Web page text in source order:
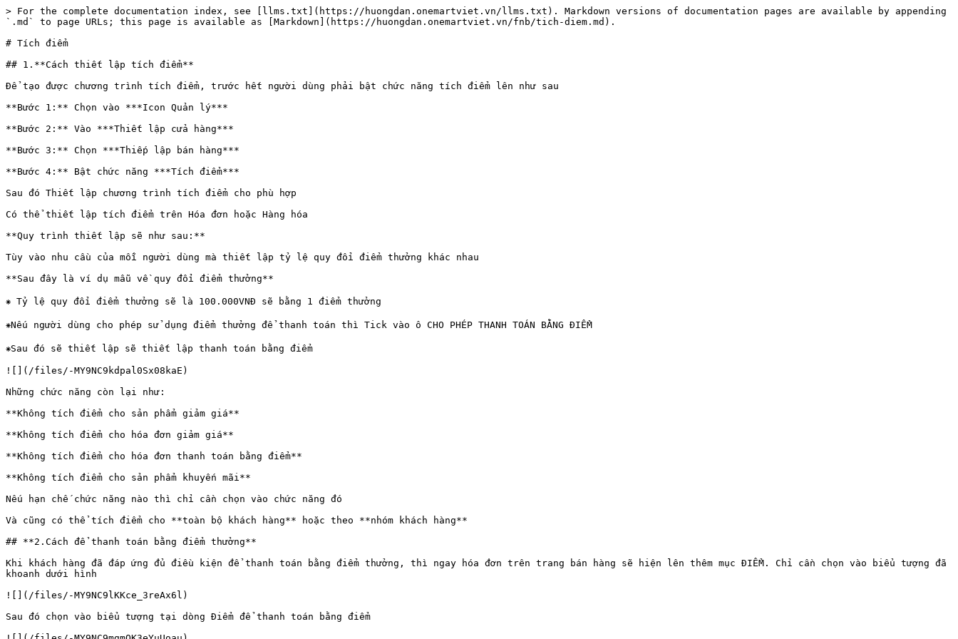
> For the complete documentation index, see [llms.txt](https://huongdan.onemartviet.vn/llms.txt). Markdown versions of documentation pages are available by appending
`.md` to page URLs; this page is available as [Markdown](https://huongdan.onemartviet.vn/fnb/tich-diem.md).
# Tích điểm
## 1.**Cách thiết lập tích điểm**
Để tạo được chương trình tích điểm, trước hết người dùng phải bật chức năng tích điểm lên như sau
**Bước 1:** Chọn vào ***Icon Quản lý***
**Bước 2:** Vào ***Thiết lập cửa hàng***
**Bước 3:** Chọn ***Thiếp lập bán hàng***
**Bước 4:** Bật chức năng ***Tích điểm***
Sau đó Thiết lập chương trình tích điểm cho phù hợp
Có thể thiết lập tích điểm trên Hóa đơn hoặc Hàng hóa
**Quy trình thiết lập sẽ như sau:**
Tùy vào nhu cầu của mỗi người dùng mà thiết lập tỷ lệ quy đổi điểm thưởng khác nhau
**Sau đây là ví dụ mẫu về quy đổi điểm thưởng**
⁕ Tỷ lệ quy đổi điểm thưởng sẽ là 100.000VNĐ sẽ bằng 1 điểm thưởng
⁕Nếu người dùng cho phép sử dụng điểm thưởng để thanh toán thì Tick vào ô CHO PHÉP THANH TOÁN BẰNG ĐIỂM
⁕Sau đó sẽ thiết lập sẽ thiết lập thanh toán bằng điểm
![](/files/-MY9NC9kdpal0Sx08kaE)
Những chức năng còn lại như:
**Không tích điểm cho sản phẩm giảm giá**
**Không tích điểm cho hóa đơn giảm giá**
**Không tích điểm cho hóa đơn thanh toán bằng điểm**
**Không tích điểm cho sản phẩm khuyến mãi**
Nếu hạn chế chức năng nào thì chỉ cần chọn vào chức năng đó
Và cũng có thể tích điểm cho **toàn bộ khách hàng** hoặc theo **nhóm khách hàng**
## **2.Cách để thanh toán bằng điểm thưởng**
Khi khách hàng đã đáp ứng đủ điều kiện để thanh toán bằng điểm thưởng, thì ngay hóa đơn trên trang bán hàng sẽ hiện lên thêm mục ĐIỂM. Chỉ cần chọn vào biểu tượng đã
khoanh dưới hình
![](/files/-MY9NC9lKKce_3reAx6l)
Sau đó chọn vào biểu tượng tại dòng Điểm để thanh toán bằng điểm